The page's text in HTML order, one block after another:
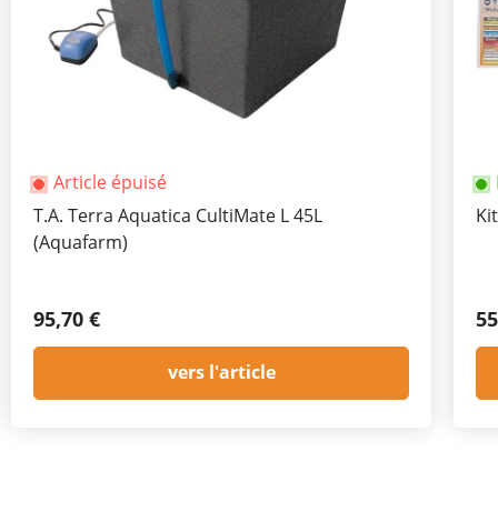
Article épuisé
T.A. Terra Aquatica CultiMate L 45L
(Aquafarm)
95,70 €
vers l'article